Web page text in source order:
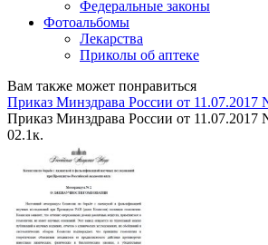
Федеральные законы
Фотоальбомы
Лекарства
Приколы об аптеке
Вам также может понравиться
Приказ Минздрава России от 11.07.2017
Приказ Минздрава России от 11.07.2017
02.1к.